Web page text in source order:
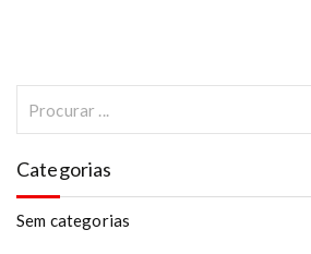
Categorias
Sem categorias